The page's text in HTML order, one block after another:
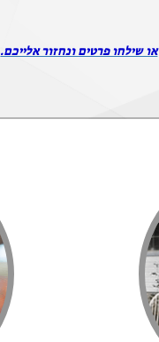
או שילחו פרטים ונחזור אלייכם.